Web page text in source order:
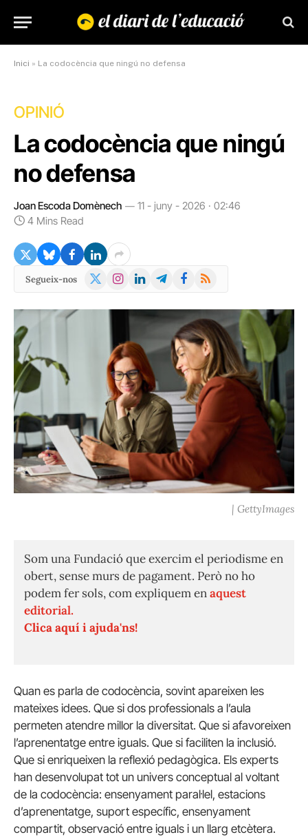
Inici » La codocència que ningú no defensa
OPINIÓ
La codocència que ningú
no defensa
Joan Escoda Domènech
11 - juny - 2026 · 02:46
4 Mins Read
Segueix-nos
X
Instagram
LinkedInTelegramFacebook
RSS
| GettyImages
Som una Fundació que exercim el periodisme en
obert, sense murs de pagament. Però no ho
podem fer sols, com expliquem enaquest
editorial.
Clica aquí i ajuda'ns!
Quan es parla de codocència, sovint apareixen les
mateixes idees. Que si dos professionals a l’aula
permeten atendre millor la diversitat. Que si afavoreixen
l’aprenentatge entre iguals. Que si faciliten la inclusió.
Que si enriqueixen la reflexió pedagògica. Els experts
han desenvolupat tot un univers conceptual al voltant
de la codocència: ensenyament paral·lel, estacions
d’aprenentatge, suport específic, ensenyament
compartit, observació entre iguals i un llarg etcètera.